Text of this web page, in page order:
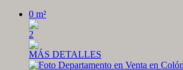
0 m²
2
MÁS DETALLES